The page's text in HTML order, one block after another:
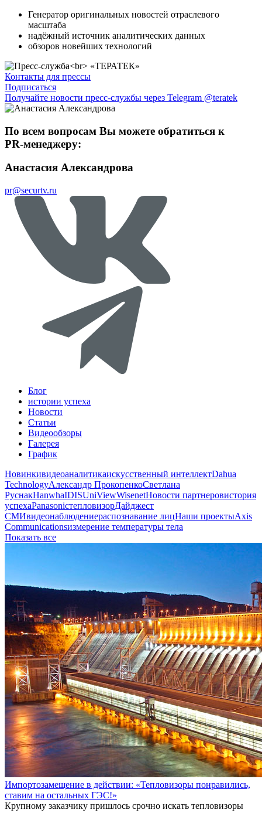
Генератор оригинальных новостей отраслевого
масштаба
надёжный источник аналитических данных
обзоров новейших технологий
Контакты для прессы
Подписаться
Получайте новости пресс-службы через Telegram @teratek
По всем вопросам Вы можете обратиться к
PR-менеджеру:
Анастасия Александрова
pr@securtv.ru
Блог
истории успеха
Новости
Статьи
Видеообзоры
Галерея
График
Новинкивидеоаналитикаискусственный интеллектDahua
TechnologyАлександр ПрокопенкоСветлана
РуснакHanwhaIDISUniViewWisenetНовости партнеровистория
успехаPanasonicтепловизорДайджест
СМИвидеонаблюдениераспознавание лицНаши проектыAxis
Communicationsизмерение температуры тела
Показать все
Импортозамещение в действии: «Тепловизоры понравились,
ставим на остальных ГЭС!»
Крупному заказчику пришлось срочно искать тепловизоры